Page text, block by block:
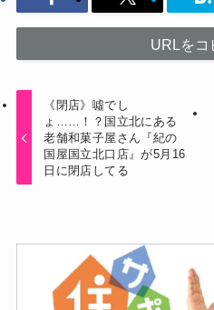
URLをコ
《閉店》噓でし
ょ……！？国立北にある
老舗和菓子屋さん『紀の
国屋国立北口店』が5月16
日に閉店してる